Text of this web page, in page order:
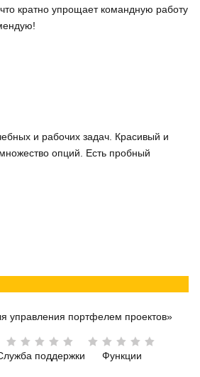
кратно упрощает командную работу
и рабочих задач. Красивый и
опций. Есть пробный
управления портфелем проектов»
поддержки Функции